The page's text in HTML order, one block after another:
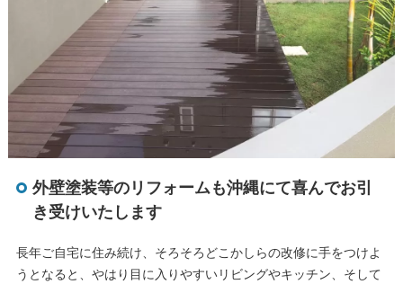
外壁塗装等のリフォームも沖縄にて喜んでお引
き受けいたします
長年ご自宅に住み続け、そろそろどこかしらの改修に手をつけよ
うとなると、やはり目に入りやすいリビングやキッチン、そして